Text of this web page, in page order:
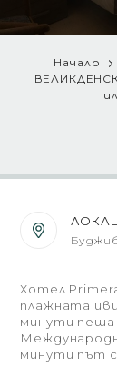
Начало
Хотел
плажната
минути пеша
минути път с